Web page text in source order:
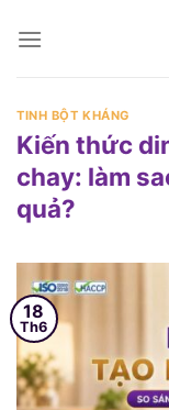
TINH BỘT KHÁNG
Kiến thức
chay: làm
quả?
18
Th6